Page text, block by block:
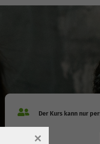
Gebühr
×